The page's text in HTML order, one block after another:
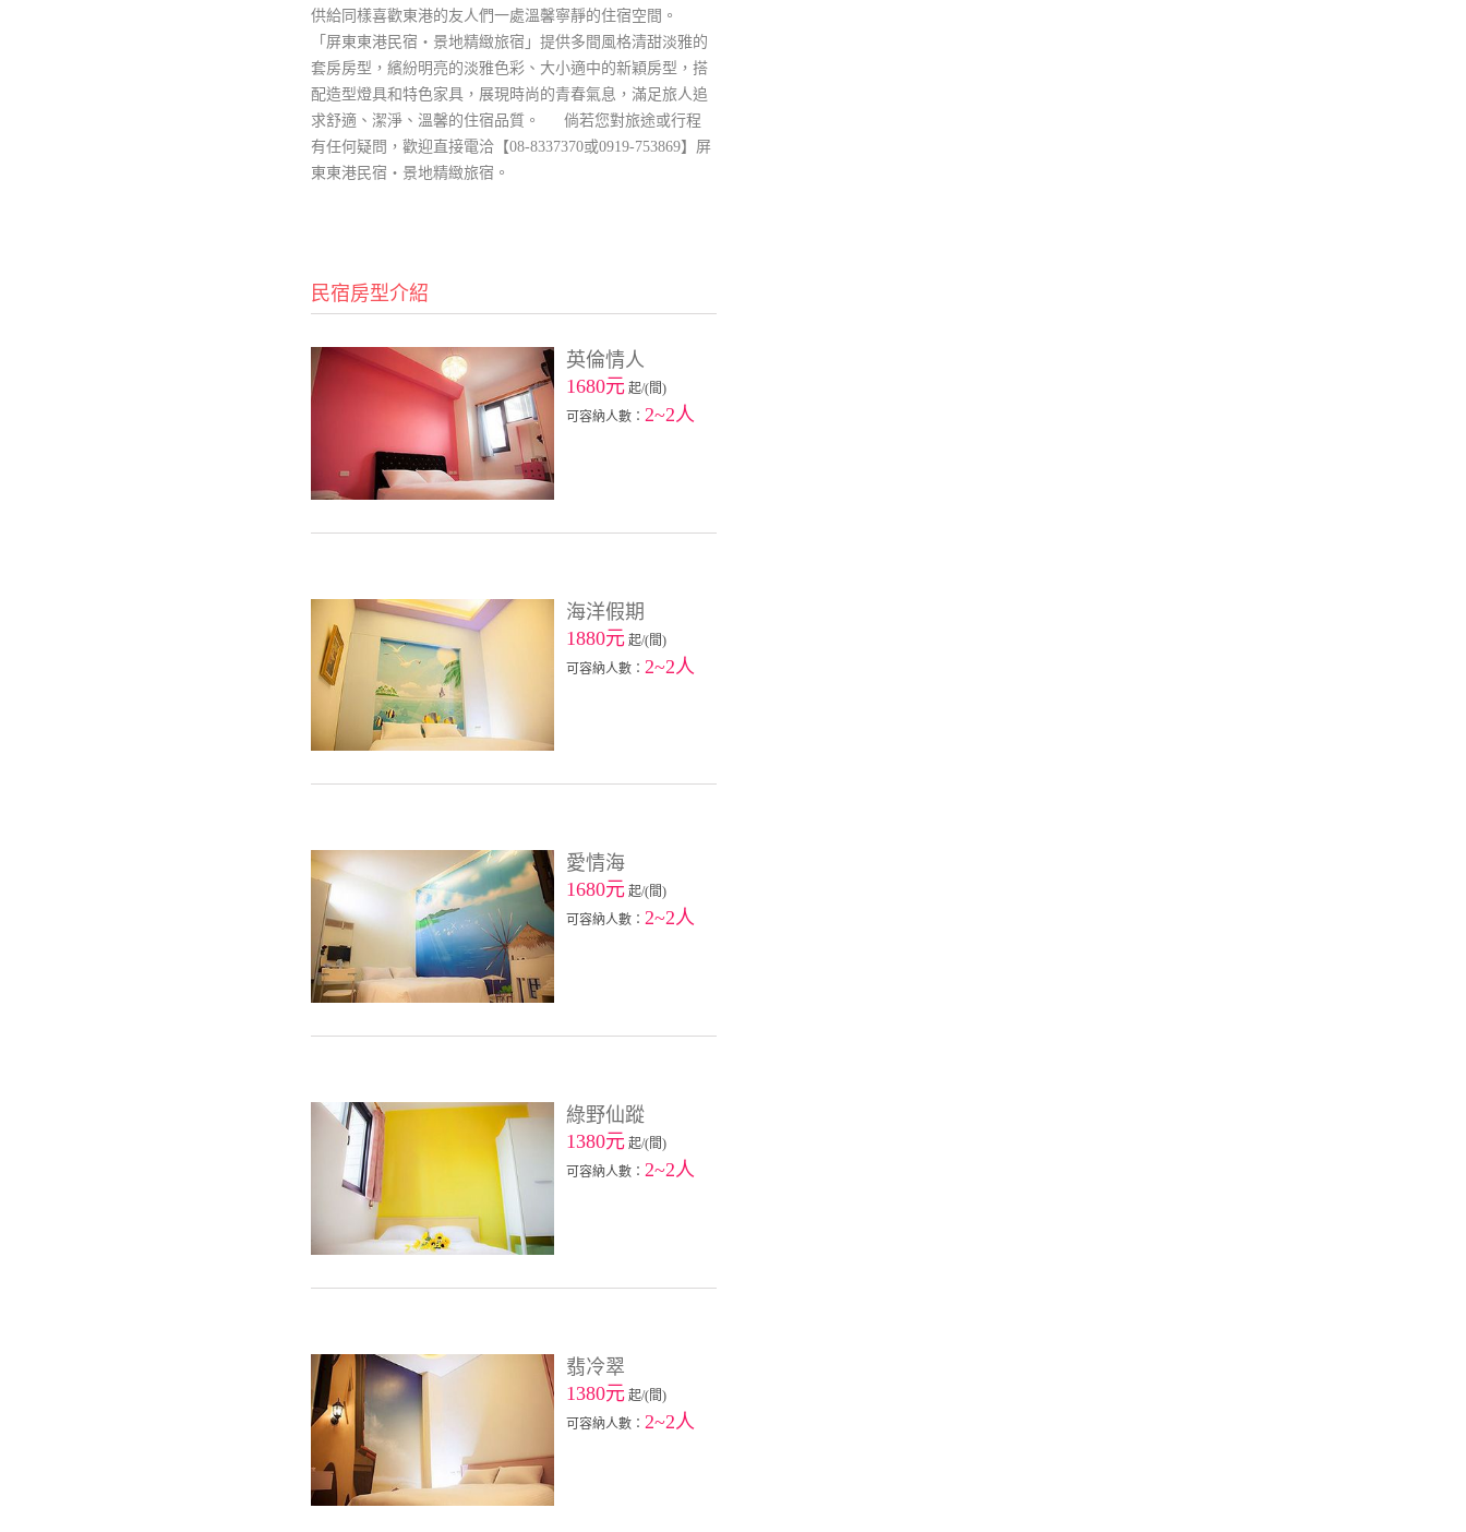
供給同樣喜歡東港的友人們一處溫馨寧靜的住宿空間。
「屏東東港民宿‧景地精緻旅宿」提供多間風格清甜淡雅的
套房房型，繽紛明亮的淡雅色彩、大小適中的新穎房型，搭
配造型燈具和特色家具，展現時尚的青春氣息，滿足旅人追
求舒適、潔淨、溫馨的住宿品質。 倘若您對旅途或行程
有任何疑問，歡迎直接電洽【08-8337370或0919-753869】屏
東東港民宿‧景地精緻旅宿。
民宿房型介紹
英倫情人
1680元 起/(間)
可容納人數： 2~2人
海洋假期
1880元 起/(間)
可容納人數： 2~2人
愛情海
1680元 起/(間)
可容納人數： 2~2人
綠野仙蹤
1380元 起/(間)
可容納人數： 2~2人
翡冷翠
1380元 起/(間)
可容納人數： 2~2人